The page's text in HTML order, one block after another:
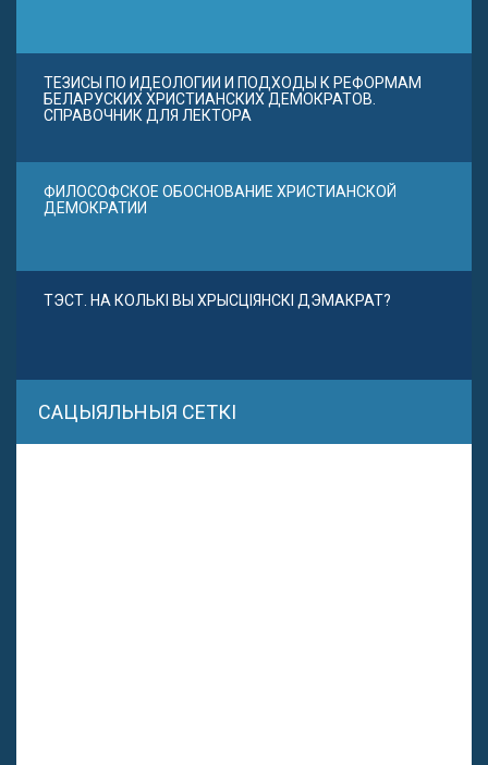
ТЕЗИСЫ ПО ИДЕОЛОГИИ И ПОДХОДЫ К РЕФОРМАМ
БЕЛАРУСКИХ ХРИСТИАНСКИХ ДЕМОКРАТОВ.
СПРАВОЧНИК ДЛЯ ЛЕКТОРА
ФИЛОСОФСКОЕ ОБОСНОВАНИЕ ХРИСТИАНСКОЙ
ДЕМОКРАТИИ
ТЭСТ. НА КОЛЬКІ ВЫ ХРЫСЦІЯНСКІ ДЭМАКРАТ?
САЦЫЯЛЬНЫЯ СЕТКІ